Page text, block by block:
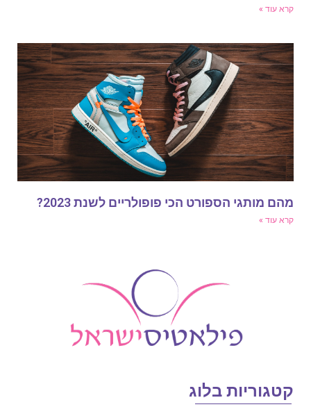
עוד »
מותגי הספורט הכי פופולריים לשנת 2023?
עוד »
בלוג